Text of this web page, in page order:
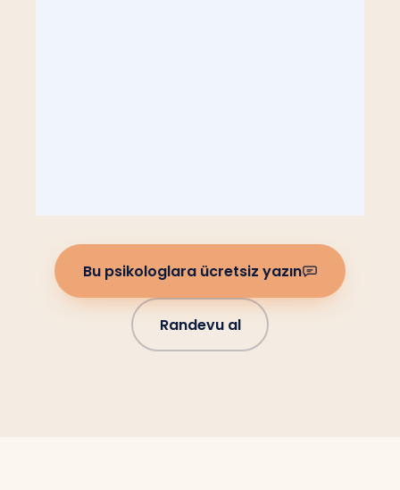
Bu psikologlara ücretsiz yazın
Randevu al